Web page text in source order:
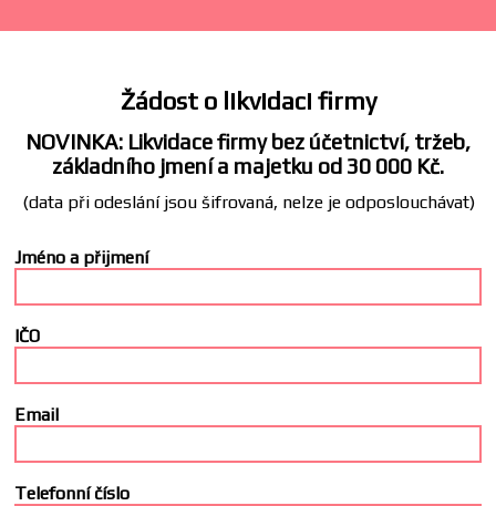
Žádost o likvidaci firmy
NOVINKA: Likvidace firmy bez účetnictví, tržeb,
základního jmení a majetku od 30 000 Kč.
(data při odeslání jsou šifrovaná, nelze je odposlouchávat)
Jméno a přijmení
IČO
Email
Telefonní číslo